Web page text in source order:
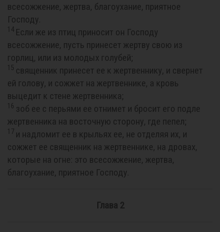
всесожжение, жертва, благоухание, приятное
Господу.
14 Если же из птиц приносит он Господу
всесожжение, пусть принесет жертву свою из
горлиц, или из молодых голубей;
15 священник принесет ее к жертвеннику, и свернет
ей голову, и сожжет на жертвеннике, а кровь
выцедит к стене жертвенника;
16 зоб ее с перьями ее отнимет и бросит его подле
жертвенника на восточную сторону, где пепел;
17 и надломит ее в крыльях ее, не отделяя их, и
сожжет ее священник на жертвеннике, на дровах,
которые на огне: это всесожжение, жертва,
благоухание, приятное Господу.
Глава 2